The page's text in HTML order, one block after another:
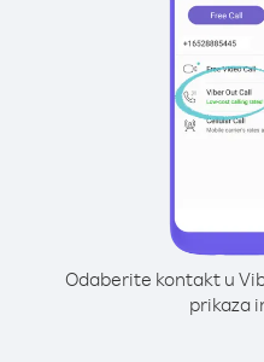
Odaberite kontakt u
prikaza